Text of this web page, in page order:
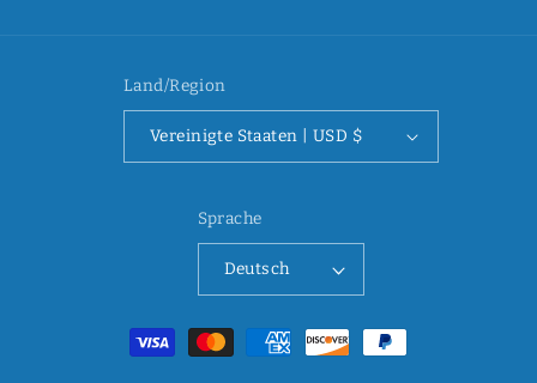
Land/Region
Vereinigte Staaten | USD $
Sprache
Deutsch
Zahlungsmethoden